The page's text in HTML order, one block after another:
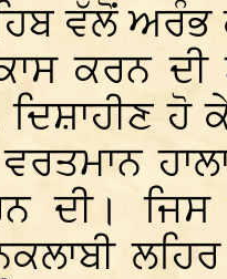
ਵੱਲੋਂ ਅਰੰਭ
ਕਰਨ
ਦਿਸ਼ਾਹੀਣ
ਦੀ।